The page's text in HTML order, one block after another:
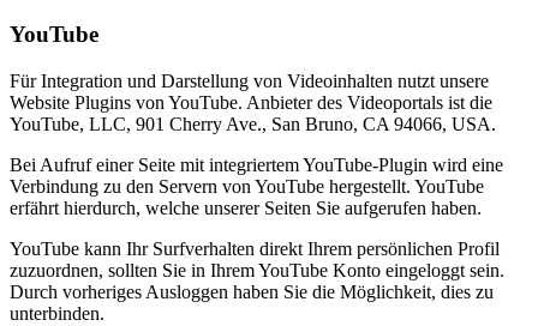
YouTube
Für Integration und Darstellung von Videoinhalten nutzt unsere
Website Plugins von YouTube. Anbieter des Videoportals ist die
YouTube, LLC, 901 Cherry Ave., San Bruno, CA 94066, USA.
Bei Aufruf einer Seite mit integriertem YouTube-Plugin wird eine
Verbindung zu den Servern von YouTube hergestellt. YouTube
erfährt hierdurch, welche unserer Seiten Sie aufgerufen haben.
YouTube kann Ihr Surfverhalten direkt Ihrem persönlichen Profil
zuzuordnen, sollten Sie in Ihrem YouTube Konto eingeloggt sein.
Durch vorheriges Ausloggen haben Sie die Möglichkeit, dies zu
unterbinden.